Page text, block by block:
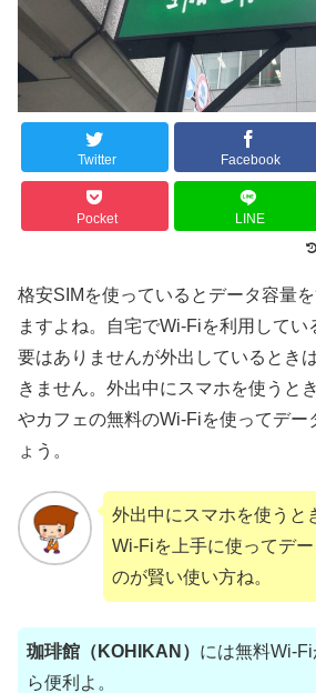
Twitter Facebook
Pocket LINE
格安SIMを使っているとデータ容量
ますよね。自宅でWi-Fiを利用してい
要はありませんが外出しているとき
きません。外出中にスマホを使うと
やカフェの無料のWi-Fiを使ってデー
ょう。
外出中にスマホを使うと
Wi-Fiを上手に使ってデ
のが賢い使い方ね。
珈琲館（KOHIKAN） には無料Wi-
ら便利よ。